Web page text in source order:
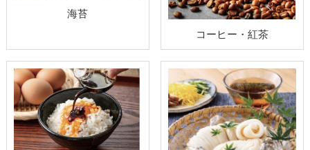
海苔
コーヒー・紅茶